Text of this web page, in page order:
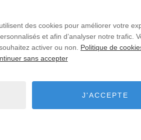
des cookies pour améliorer votre
et afin d’analyser notre trafic.
activer ou non. Politique de
sans accepter
J'ACCEPTE